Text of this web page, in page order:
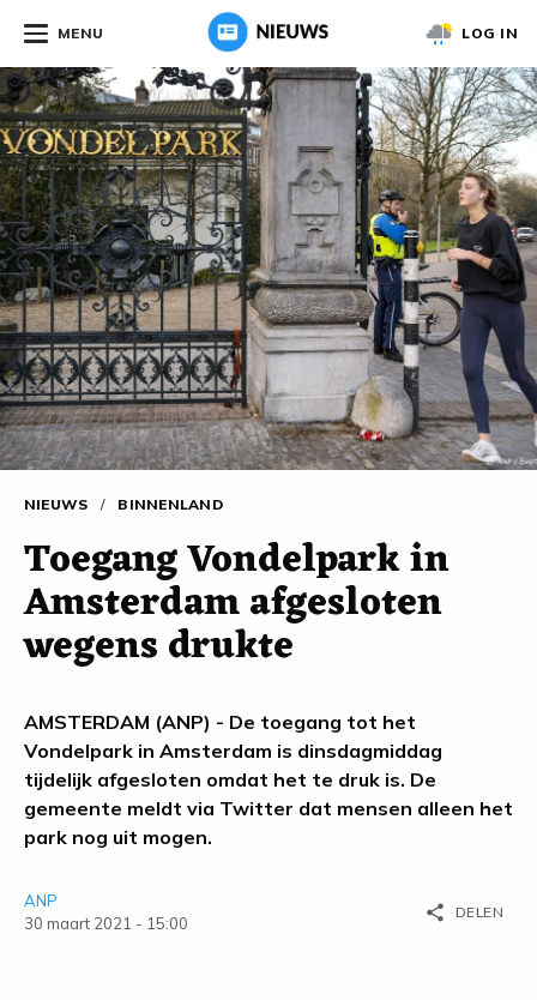
MENU LOG IN
NIEUWS / BINNENLAND
Toegang Vondelpark in
Amsterdam afgesloten
wegens drukte
AMSTERDAM (ANP) - De toegang tot het
Vondelpark in Amsterdam is dinsdagmiddag
tijdelijk afgesloten omdat het te druk is. De
gemeente meldt via Twitter dat mensen alleen het
park nog uit mogen.
ANP
30 maart 2021 - 15:00
share DELEN